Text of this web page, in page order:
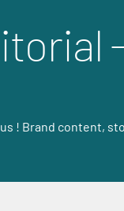
! Brand content,